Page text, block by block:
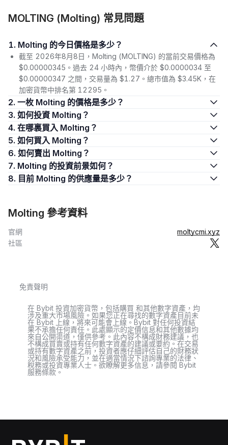
MOLTING (Molting) 常見問題
1. Molting 的今日價格是多少？
截至 2026年8月8日，Molting (MOLTING) 的當前交易價格為
$0.00000345。過去 24 小時內，幣價介於 $0.0000034 至
$0.00000347 之間，交易量為 $1.27。總市值為 $3.45K，在
加密貨幣中排名第 12295。
2. 一枚 Molting 的價格是多少？
3. 如何投資 Molting？
4. 在哪裏買入 Molting？
5. 如何買入 Molting？
6. 如何賣出 Molting？
7. Molting 的投資前景如何？
8. 目前 Molting 的供應量是多少？
Molting 參考資料
官網
moltycmi.xyz
社區
免責聲明
在 Bybit 投資加密貨幣，包括購買 和其他數字資產，均
涉及重大市場風險。如果您正在尋找的數字資產目前未
在 Bybit 上線，將來可能會上線。Bybit 對任何投資結
果不承擔任何責任。此處顯示的定價信息和其他數據均
來自公開渠道，僅供參考。此內容不構成財務建議，也
不構成買賣或持有任何數字資產的建議或要約。在交易
或持有數字資產之前，投資者應仔細評估自己的財務狀
況和風險承受能力，並在適當情況下諮詢專業的法律、
稅務或投資專業人士。欲瞭解更多信息，請參閱 Bybit
服務條款。